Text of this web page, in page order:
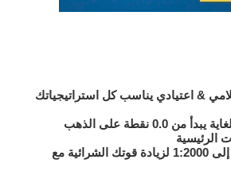
& اعتيادي يناسب كل استراتيجياتك
يبدأ من 0.0 نقطة على الذهب
لزيادة قوتك الشرائية مع